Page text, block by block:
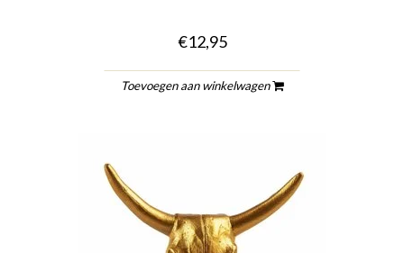
€12,95
Toevoegen aan winkelwagen